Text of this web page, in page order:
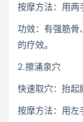
按摩方法：用两
功效：有强筋骨
的疗效。
2.擦涌泉穴
快速取穴：抬起
按摩方法：用左